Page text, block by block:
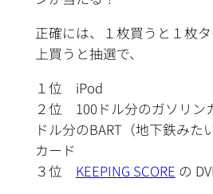
正確には、１枚買うと１枚
上買うと抽選で、
１位 iPod
２位 100ドル分のガソリン
ドル分のBART（地下鉄みた
カード
３位 KEEPING SCORE の